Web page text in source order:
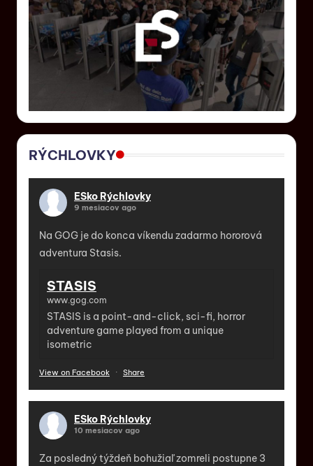
RÝCHLOVKY
ESko Rýchlovky
9 mesiacov ago
Na GOG je do konca víkendu zadarmo hororová
adventura Stasis.
STASIS
www.gog.com
STASIS is a point-and-click, sci-fi, horror
adventure game played from a unique
isometric
View on Facebook · Share
ESko Rýchlovky
10 mesiacov ago
Za posledný týždeň bohužiaľ zomreli postupne 3